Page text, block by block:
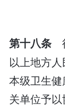
第十八条
以上地方
本级卫生
关单位予以